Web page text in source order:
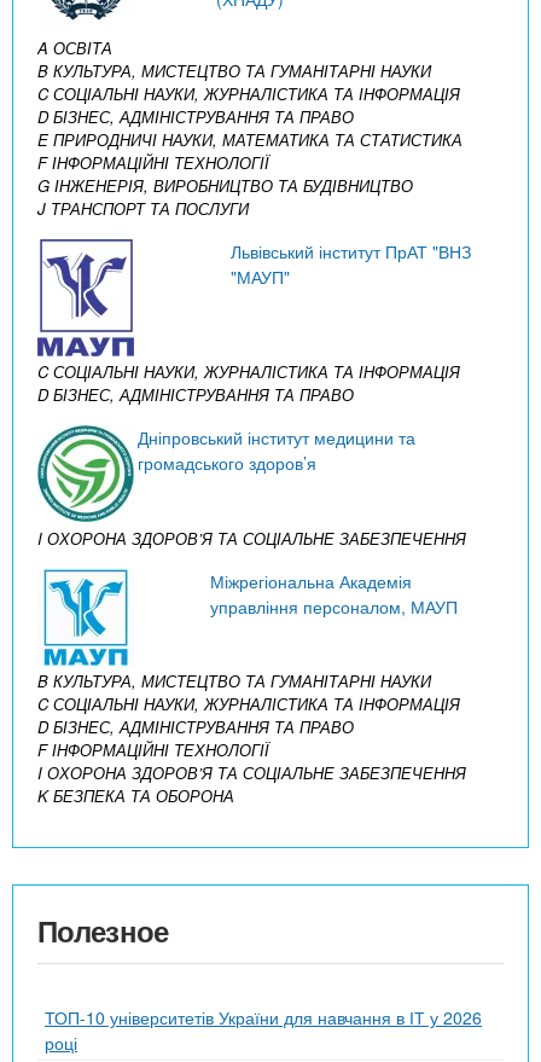
A ОСВІТА
B КУЛЬТУРА, МИСТЕЦТВО ТА ГУМАНІТАРНІ НАУКИ
C СОЦІАЛЬНІ НАУКИ, ЖУРНАЛІСТИКА ТА ІНФОРМАЦІЯ
D БІЗНЕС, АДМІНІСТРУВАННЯ ТА ПРАВО
E ПРИРОДНИЧІ НАУКИ, МАТЕМАТИКА ТА СТАТИСТИКА
F ІНФОРМАЦІЙНІ ТЕХНОЛОГІЇ
G ІНЖЕНЕРІЯ, ВИРОБНИЦТВО ТА БУДІВНИЦТВО
J ТРАНСПОРТ ТА ПОСЛУГИ
Львівський інститут ПрАТ "ВНЗ
"МАУП"
C СОЦІАЛЬНІ НАУКИ, ЖУРНАЛІСТИКА ТА ІНФОРМАЦІЯ
D БІЗНЕС, АДМІНІСТРУВАННЯ ТА ПРАВО
Дніпровський інститут медицини та
громадського здоров’я
I ОХОРОНА ЗДОРОВ’Я ТА СОЦІАЛЬНЕ ЗАБЕЗПЕЧЕННЯ
Міжрегіональна Академія
управління персоналом, МАУП
B КУЛЬТУРА, МИСТЕЦТВО ТА ГУМАНІТАРНІ НАУКИ
C СОЦІАЛЬНІ НАУКИ, ЖУРНАЛІСТИКА ТА ІНФОРМАЦІЯ
D БІЗНЕС, АДМІНІСТРУВАННЯ ТА ПРАВО
F ІНФОРМАЦІЙНІ ТЕХНОЛОГІЇ
I ОХОРОНА ЗДОРОВ’Я ТА СОЦІАЛЬНЕ ЗАБЕЗПЕЧЕННЯ
K БЕЗПЕКА ТА ОБОРОНА
Полезное
ТОП-10 університетів України для навчання в ІТ у 2026
році